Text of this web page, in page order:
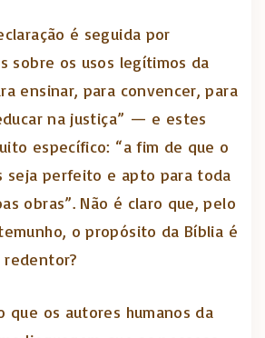
é seguida por
sobre os usos legítimos da
ensinar, para convencer, para
na justiça” — e estes
específico: “a fim de que o
seja perfeito e apto para toda
obras”. Não é claro que, pelo
o propósito da Bíblia é
redentor?
que os autores humanos da